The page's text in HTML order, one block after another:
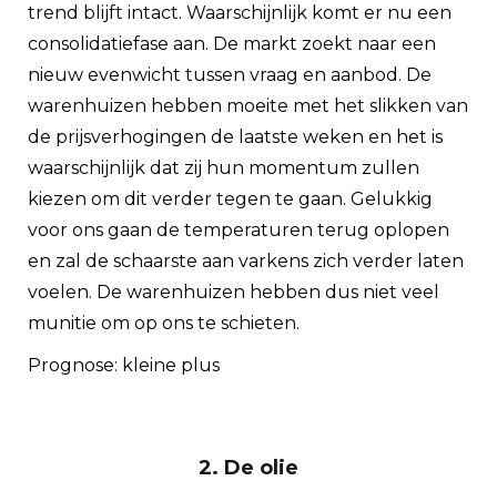
trend blijft intact. Waarschijnlijk komt er nu een
consolidatiefase aan. De markt zoekt naar een
nieuw evenwicht tussen vraag en aanbod. De
warenhuizen hebben moeite met het slikken van
de prijsverhogingen de laatste weken en het is
waarschijnlijk dat zij hun momentum zullen
kiezen om dit verder tegen te gaan. Gelukkig
voor ons gaan de temperaturen terug oplopen
en zal de schaarste aan varkens zich verder laten
voelen. De warenhuizen hebben dus niet veel
munitie om op ons te schieten.
Prognose: kleine plus
2. De olie